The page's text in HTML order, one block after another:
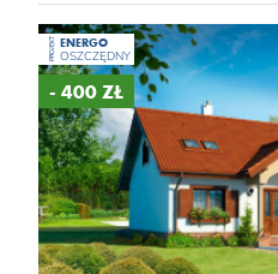
PROJEKT ENERGO
OSZCZĘDNY
- 400 ZŁ